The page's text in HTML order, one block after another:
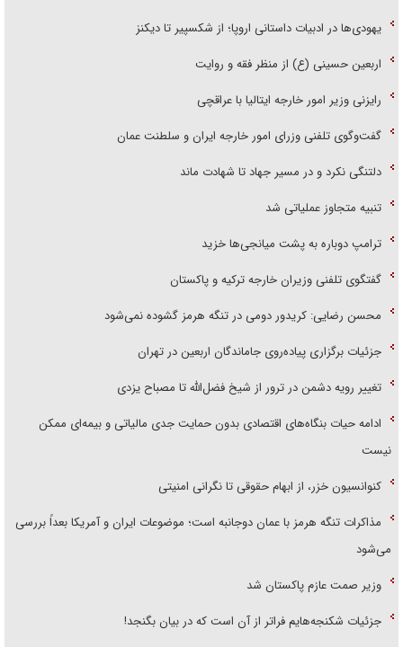
یهودی‌ها در ادبیات داستانی اروپا؛ از شکسپیر تا دیکنز
اربعین حسینی (ع) از منظر فقه و روایت
رایزنی وزیر امور خارجه ایتالیا با عراقچی
گفت‌وگوی تلفنی وزرای امور خارجه ایران و سلطنت عمان
دلتنگی نکرد و در مسیر جهاد تا شهادت ماند
تنبیه متجاوز عملیاتی شد
ترامپ دوباره به پشت میانجی‌ها خزید
گفتگوی تلفنی وزیران خارجه ترکیه و پاکستان
محسن رضایی: کریدور دومی در تنگه هرمز گشوده نمی‌شود
جزئیات برگزاری پیاده‌روی جاماندگان اربعین در تهران
تغییر رویه دشمن در ترور از شیخ فضل‌الله تا مصباح یزدی
ادامه حیات بنگاه‌های اقتصادی بدون حمایت جدی مالیاتی و بیمه‌ای ممکن
نیست
کنوانسیون خزر، از ابهام حقوقی تا نگرانی امنیتی
مذاکرات تنگه هرمز با عمان دوجانبه است؛ موضوعات ایران و آمریکا بعداً بررسی
می‌شود
وزیر صمت عازم پاکستان شد
جزئیات شکنجه‌هایم فراتر از آن است که در بیان بگنجد!